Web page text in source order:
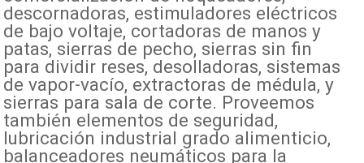
descornadoras, estimuladores eléctricos
de bajo voltaje, cortadoras de manos y
patas, sierras de pecho, sierras sin fin
para dividir reses, desolladoras, sistemas
de vapor-vacío, extractoras de médula, y
sierras para sala de corte. Proveemos
también elementos de seguridad,
lubricación industrial grado alimenticio,
balanceadores neumáticos para la